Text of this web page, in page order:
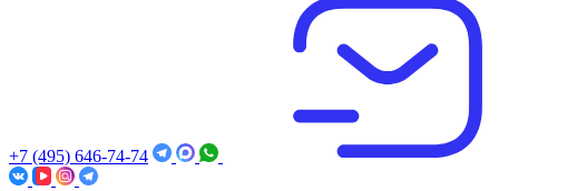
+7 (495) 646-74-74